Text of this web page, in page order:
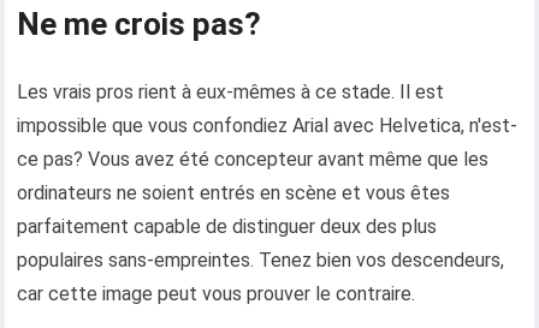
Ne me crois pas?
Les vrais pros rient à eux-mêmes à ce stade. Il est
impossible que vous confondiez Arial avec Helvetica, n'est-
ce pas? Vous avez été concepteur avant même que les
ordinateurs ne soient entrés en scène et vous êtes
parfaitement capable de distinguer deux des plus
populaires sans-empreintes. Tenez bien vos descendeurs,
car cette image peut vous prouver le contraire.